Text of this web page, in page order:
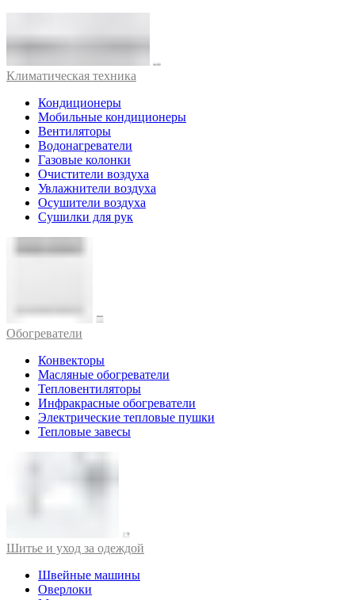
Климатическая техника
Кондиционеры
Мобильные кондиционеры
Вентиляторы
Водонагреватели
Газовые колонки
Очистители воздуха
Увлажнители воздуха
Осушители воздуха
Сушилки для рук
Обогреватели
Конвекторы
Масляные обогреватели
Тепловентиляторы
Инфракрасные обогреватели
Электрические тепловые пушки
Тепловые завесы
Шитье и уход за одеждой
Швейные машины
Оверлоки